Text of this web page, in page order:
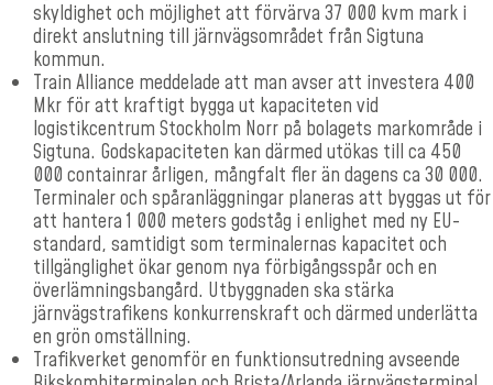
skyldighet och möjlighet att förvärva 37 000 kvm mark i
direkt anslutning till järnvägsområdet från Sigtuna
kommun.
Train Alliance meddelade att man avser att investera 400
Mkr för att kraftigt bygga ut kapaciteten vid
logistikcentrum Stockholm Norr på bolagets markområde i
Sigtuna. Godskapaciteten kan därmed utökas till ca 450
000 containrar årligen, mångfalt fler än dagens ca 30 000.
Terminaler och spåranläggningar planeras att byggas ut för
att hantera 1 000 meters godståg i enlighet med ny EU-
standard, samtidigt som terminalernas kapacitet och
tillgänglighet ökar genom nya förbigångsspår och en
överlämningsbangård. Utbyggnaden ska stärka
järnvägstrafikens konkurrenskraft och därmed underlätta
en grön omställning.
Trafikverket genomför en funktionsutredning avseende